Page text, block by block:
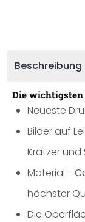
Beschreibung
Die
Neueste
Bilder auf
Kratzer und
Material -
höchster
Die